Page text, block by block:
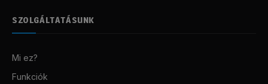
SZOLGÁLTATÁSUNK
Mi ez?
Funkciók